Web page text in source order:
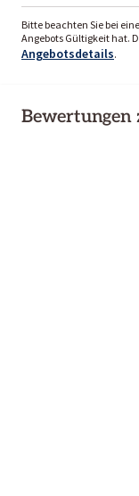
Bitte beachten Sie bei
Angebots Gültigkeit hat.
Angebotsdetails.
Bewertungen